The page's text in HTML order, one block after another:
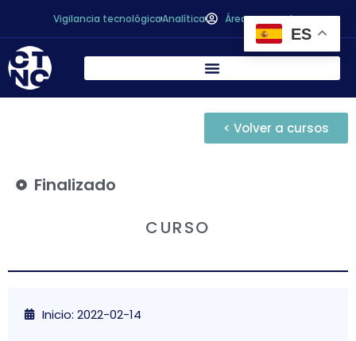
Vigilancia tecnológicaAnalítica Área personal
< Volver a cursos
Finalizado
CURSO
Inicio: 2022-02-14
ES